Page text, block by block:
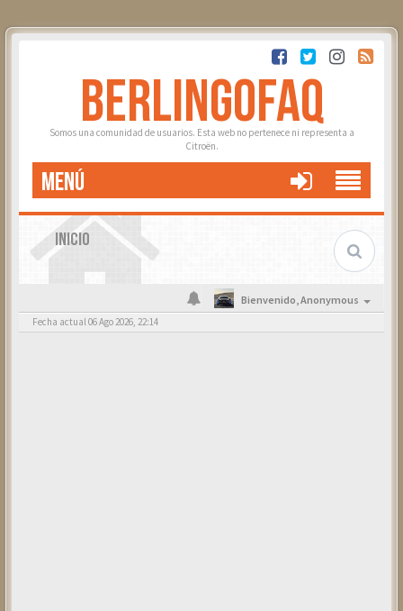
BERLINGOFAQ
Somos una comunidad de usuarios. Esta web no pertenece ni representa a
Citroën.
MENÚ
INICIO
Bienvenido,Anonymous
Fecha actual 06 Ago 2026, 22:14